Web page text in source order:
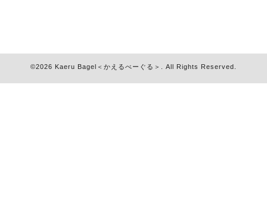
©2026 Kaeru Bagel＜かえるべーぐる＞ . All Rights Reserved.